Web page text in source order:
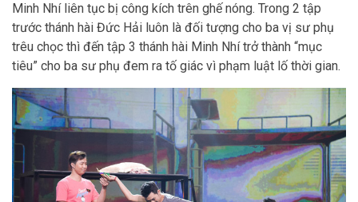
Minh Nhí liên tục bị công kích trên ghế nóng. Trong 2 tập
trước thánh hài Đức Hải luôn là đối tượng cho ba vị sư phụ
trêu chọc thì đến tập 3 thánh hài Minh Nhí trở thành “mục
tiêu” cho ba sư phụ đem ra tố giác vì phạm luật lố thời gian.